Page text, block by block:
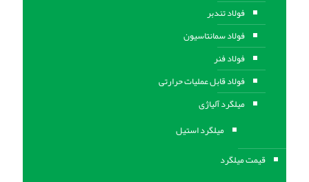
فولاد تندبر
فولاد سمانتاسیون
فولاد فنر
فولاد قابل عملیات حرارتی
ميلگرد آلیاژی
میلگرد استیل
قیمت میلگرد